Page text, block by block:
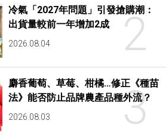
2
冷氣「2027年問題」引發搶購潮：
出貨量較前一年增加2成
2026.08.04
3
麝香葡萄、草莓、柑橘…修正《種苗
法》能否防止品牌農產品種外流？
2026.08.03